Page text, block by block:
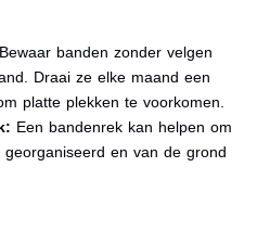
Bewaar banden zonder velgen
Draai ze elke maand een
platte plekken te voorkomen.
Een bandenrek kan helpen om
georganiseerd en van de grond